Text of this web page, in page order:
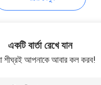
একটি বার্তা রেখে যান
শীঘ্রই আপনাকে আবার কল করব!